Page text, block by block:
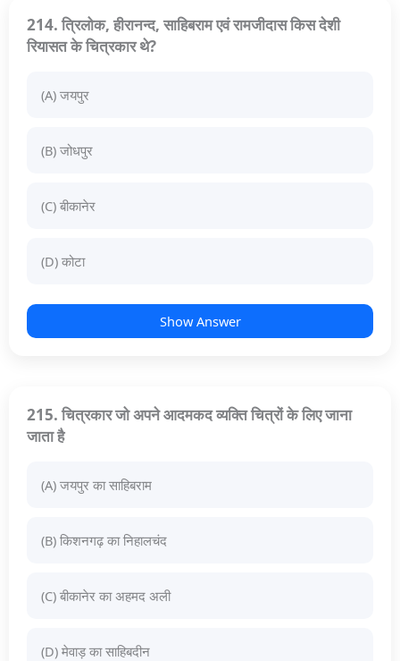
214. त्रिलोक, हीरानन्द, साहिबराम एवं रामजीदास किस देशी
रियासत के चित्रकार थे?
(A) जयपुर
(B) जोधपुर
(C) बीकानेर
(D) कोटा
Show Answer
215. चित्रकार जो अपने आदमकद व्यक्ति चित्रों के लिए जाना
जाता है
(A) जयपुर का साहिबराम
(B) किशनगढ़ का निहालचंद
(C) बीकानेर का अहमद अली
(D) मेवाड़ का साहिबदीन